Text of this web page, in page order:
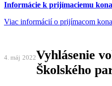
Informácie k prijímaciemu
Viac informácií o prijímacom
4. máj 2022Vyhlásenie
Školského